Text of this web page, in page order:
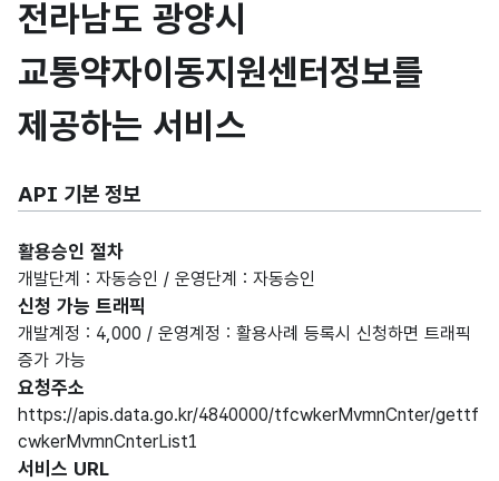
전라남도 광양시
교통약자이동지원센터정보를
제공하는 서비스
API 기본 정보
활용승인 절차
개발단계 : 자동승인 / 운영단계 : 자동승인
신청 가능 트래픽
개발계정 : 4,000 / 운영계정 : 활용사례 등록시 신청하면 트래픽
증가 가능
요청주소
https://apis.data.go.kr/4840000/tfcwkerMvmnCnter/gettf
cwkerMvmnCnterList1
서비스 URL